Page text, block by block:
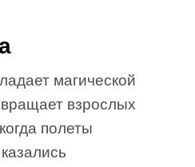
магической
взрослых
полеты